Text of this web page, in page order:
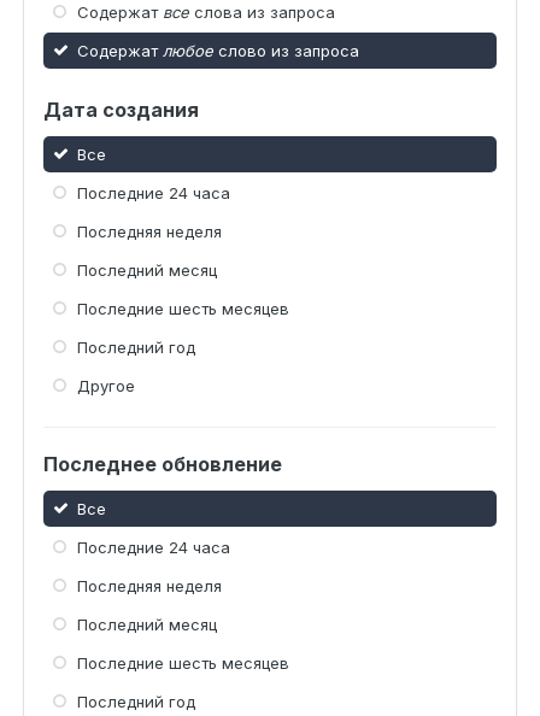
Содержат все слова из запроса
Содержат любое слово из запроса
Дата создания
Все
Последние 24 часа
Последняя неделя
Последний месяц
Последние шесть месяцев
Последний год
Другое
Последнее обновление
Все
Последние 24 часа
Последняя неделя
Последний месяц
Последние шесть месяцев
Последний год